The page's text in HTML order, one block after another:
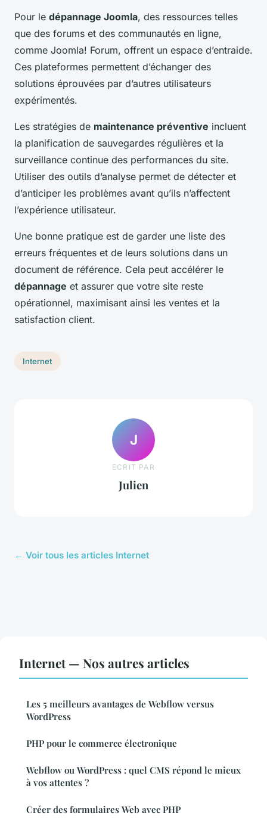
Pour le dépannage Joomla, des ressources telles
que des forums et des communautés en ligne,
comme Joomla! Forum, offrent un espace d’entraide.
Ces plateformes permettent d’échanger des
solutions éprouvées par d’autres utilisateurs
expérimentés.
Les stratégies de maintenance préventive incluent
la planification de sauvegardes régulières et la
surveillance continue des performances du site.
Utiliser des outils d’analyse permet de détecter et
d’anticiper les problèmes avant qu’ils n’affectent
l’expérience utilisateur.
Une bonne pratique est de garder une liste des
erreurs fréquentes et de leurs solutions dans un
document de référence. Cela peut accélérer le
dépannage et assurer que votre site reste
opérationnel, maximisant ainsi les ventes et la
satisfaction client.
Internet
J
ECRIT PAR
Julien
← Voir tous les articles Internet
Internet — Nos autres articles
Les 5 meilleurs avantages de Webflow versus
WordPress
PHP pour le commerce électronique
Webflow ou WordPress : quel CMS répond le mieux
à vos attentes ?
Créer des formulaires Web avec PHP